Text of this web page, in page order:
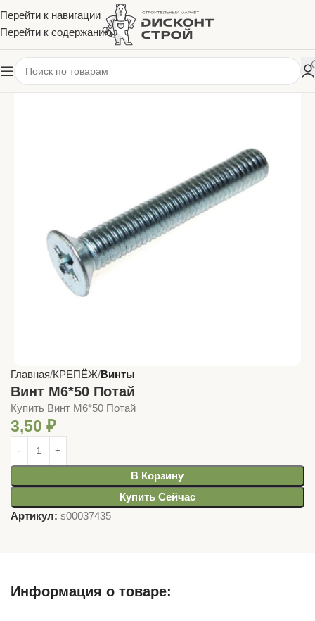
Перейти к навигации
Перейти к содержанию
Главная КРЕПЁЖ Винты
Винт М6*50 Потай
Купить Винт М6*50 Потай
3,50 ₽
В Корзину
Купить Сейчас
Артикул: s00037435
Информация о товаре: